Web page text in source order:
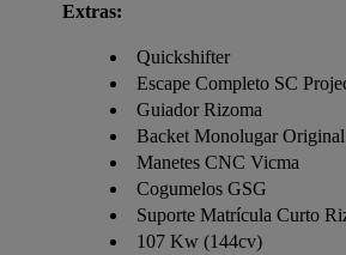
Extras:
Quickshifter
Escape Completo SC
Guiador Rizoma
Backet Monolugar
Manetes CNC Vicma
Cogumelos GSG
Suporte Matrícula Curto
107 Kw (144cv)